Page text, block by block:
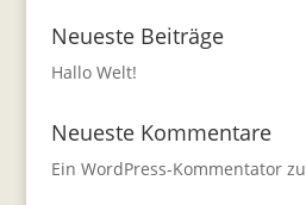
Neueste Beiträge
Hallo Welt!
Neueste Kommentare
Ein WordPress-Kommentatorzu